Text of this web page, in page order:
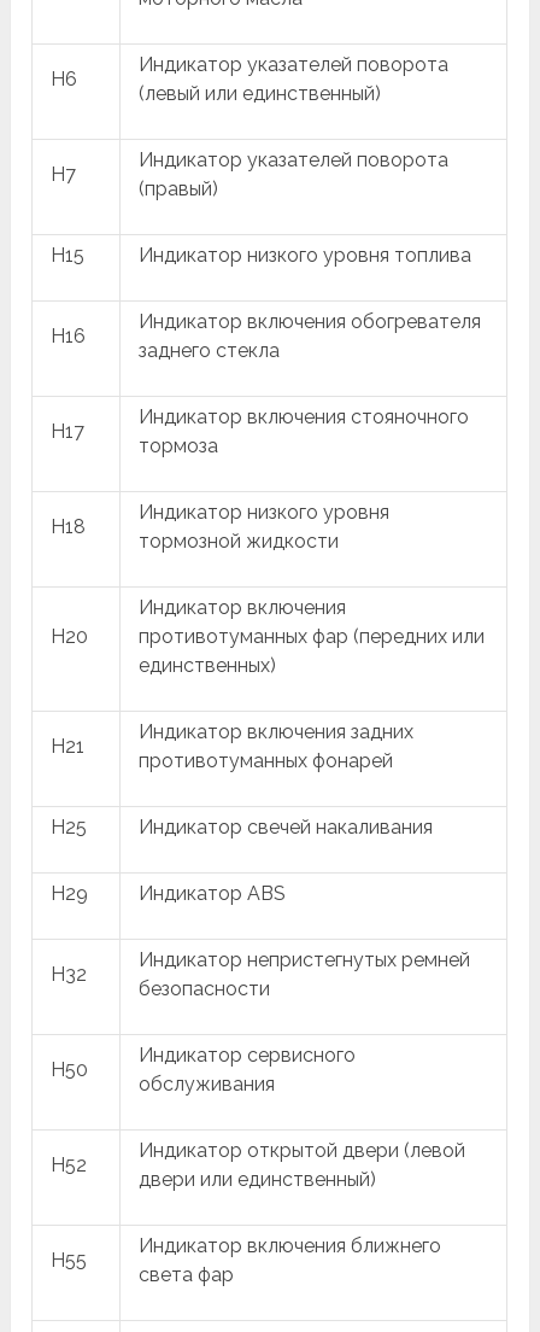
H6
Индикатор указателей поворота
(левый или единственный)
H7
Индикатор указателей поворота
(правый)
H15 Индикатор низкого уровня топлива
H16
Индикатор включения обогревателя
заднего стекла
H17
Индикатор включения стояночного
тормоза
H18
Индикатор низкого уровня
тормозной жидкости
H20
Индикатор включения
противотуманных фар (передних или
единственных)
H21
Индикатор включения задних
противотуманных фонарей
H25 Индикатор свечей накаливания
H29 Индикатор ABS
H32
Индикатор непристегнутых ремней
безопасности
H50
Индикатор сервисного
обслуживания
H52
Индикатор открытой двери (левой
двери или единственный)
H55
Индикатор включения ближнего
света фар